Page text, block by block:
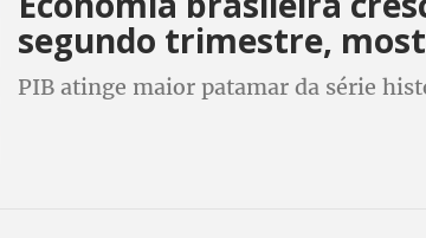
segundo trimestre,
PIB atinge maior patamar da série